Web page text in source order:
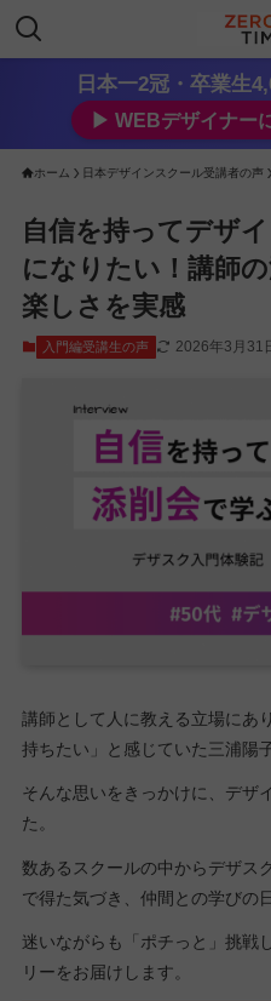
日本一2冠・卒業生
▶︎ WEBデザイナー
ホーム 日本デザインスクール受講者の声
自信を持ってデザ
になりたい！講師
楽しさを実感
入門編受講生の声 2026年3月31
講師として人に教える立場にあ
持ちたい」と感じていた三浦陽
そんな思いをきっかけに、デザ
た。
数あるスクールの中からデザス
で得た気づき、仲間との学びの
迷いながらも「ポチっと」挑戦
リーをお届けします。